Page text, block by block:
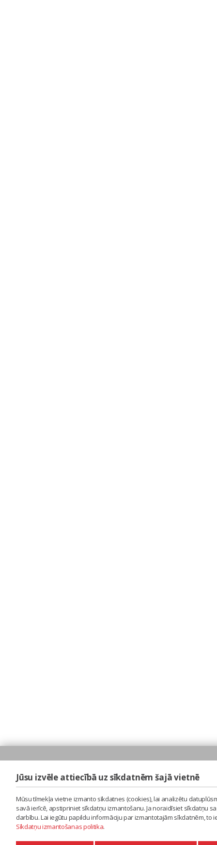
Jūsu izvēle attiecībā uz sīkdatnēm šajā vietnē
Mūsu tīmekļa vietne izmanto sīkdatnes (cookies), lai analizētu
savā ierīcē, apstipriniet sīkdatņu izmantošanu. Ja noraidīsiet sīkdatņu
darbību. Lai iegūtu papildu informāciju par izmantotajām sīkdatnēm,
Sīkdatņu izmantošanas politika.